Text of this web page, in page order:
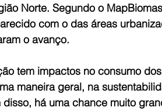
Norte. Segundo o
com o das áreas
o avanço.
tem impactos no consumo
maneira geral, na
há uma chance muito